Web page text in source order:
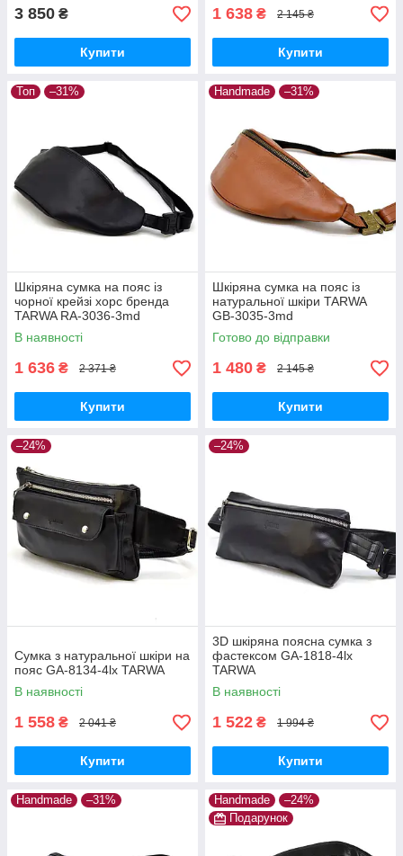
3 850 ₴
Купити
1 638 ₴ 2 145 ₴
Купити
Топ –31%
Шкіряна сумка на пояс із
чорної крейзі хорс бренда
TARWA RA-3036-3md
В наявності
1 636 ₴ 2 371 ₴
Купити
Handmade –31%
Шкіряна сумка на пояс із
натуральної шкіри TARWA
GB-3035-3md
Готово до відправки
1 480 ₴ 2 145 ₴
Купити
–24%
Сумка з натуральної шкіри на
пояс GA-8134-4lx TARWA
В наявності
1 558 ₴ 2 041 ₴
Купити
–24%
3D шкіряна поясна сумка з
фастексом GA-1818-4lx
TARWA
В наявності
1 522 ₴ 1 994 ₴
Купити
Handmade –31% Handmade
–24%
Подарунок